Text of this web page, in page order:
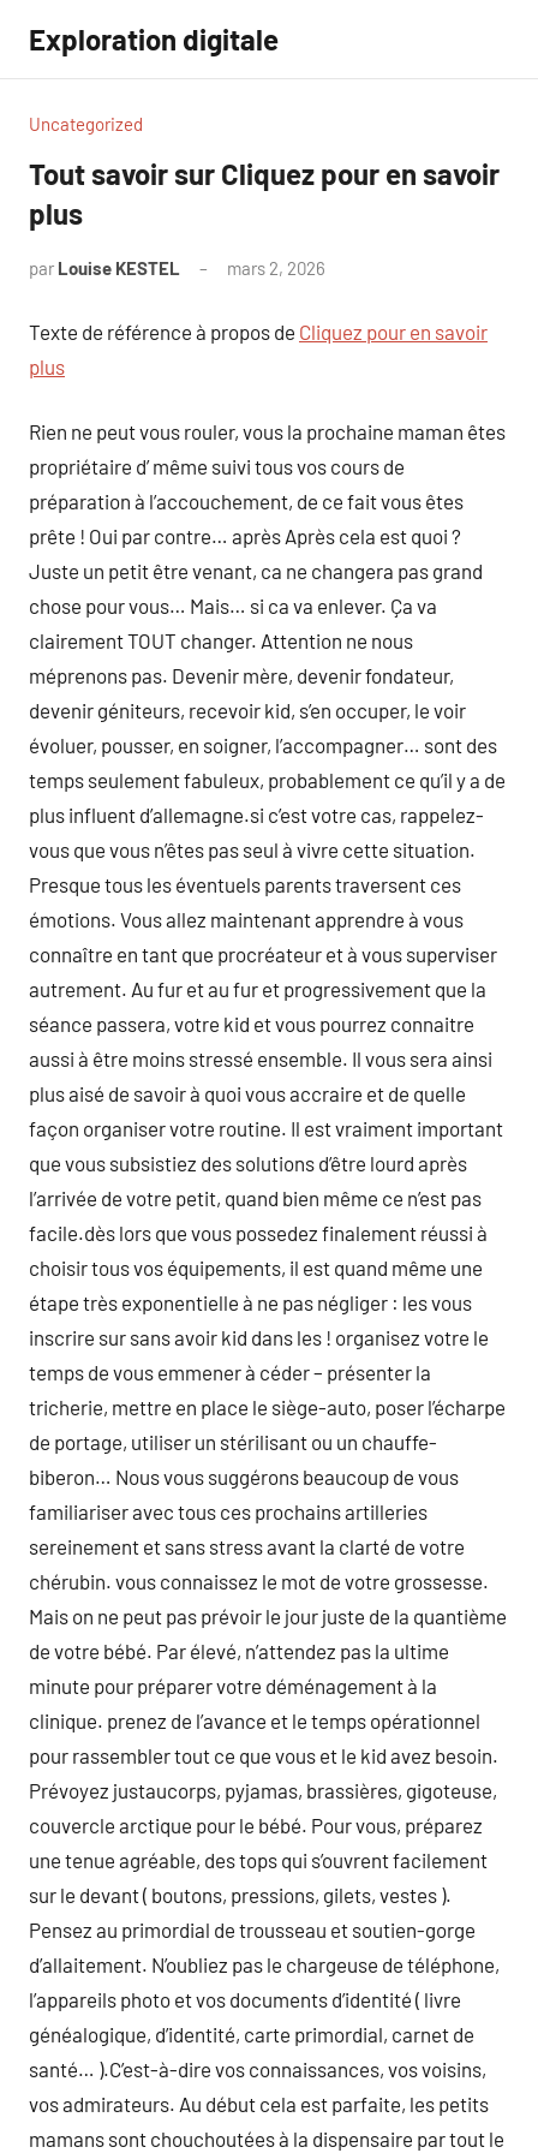
contenu
Exploration digitale
Uncategorized
Tout savoir sur Cliquez pour en savoir
plus
par Louise KESTEL mars 2, 2026
Texte de référence à propos de Cliquez pour en savoir
plus
Rien ne peut vous rouler, vous la prochaine maman êtes
propriétaire d’ même suivi tous vos cours de
préparation à l’accouchement, de ce fait vous êtes
prête ! Oui par contre… après Après cela est quoi ?
Juste un petit être venant, ca ne changera pas grand
chose pour vous… Mais… si ca va enlever. Ça va
clairement TOUT changer. Attention ne nous
méprenons pas. Devenir mère, devenir fondateur,
devenir géniteurs, recevoir kid, s’en occuper, le voir
évoluer, pousser, en soigner, l’accompagner… sont des
temps seulement fabuleux, probablement ce qu’il y a de
plus influent d’allemagne.si c’est votre cas, rappelez-
vous que vous n’êtes pas seul à vivre cette situation.
Presque tous les éventuels parents traversent ces
émotions. Vous allez maintenant apprendre à vous
connaître en tant que procréateur et à vous superviser
autrement. Au fur et au fur et progressivement que la
séance passera, votre kid et vous pourrez connaitre
aussi à être moins stressé ensemble. Il vous sera ainsi
plus aisé de savoir à quoi vous accraire et de quelle
façon organiser votre routine. Il est vraiment important
que vous subsistiez des solutions d’être lourd après
l’arrivée de votre petit, quand bien même ce n’est pas
facile.dès lors que vous possedez finalement réussi à
choisir tous vos équipements, il est quand même une
étape très exponentielle à ne pas négliger : les vous
inscrire sur sans avoir kid dans les ! organisez votre le
temps de vous emmener à céder – présenter la
tricherie, mettre en place le siège-auto, poser l’écharpe
de portage, utiliser un stérilisant ou un chauffe-
biberon… Nous vous suggérons beaucoup de vous
familiariser avec tous ces prochains artilleries
sereinement et sans stress avant la clarté de votre
chérubin. vous connaissez le mot de votre grossesse.
Mais on ne peut pas prévoir le jour juste de la quantième
de votre bébé. Par élevé, n’attendez pas la ultime
minute pour préparer votre déménagement à la
clinique. prenez de l’avance et le temps opérationnel
pour rassembler tout ce que vous et le kid avez besoin.
Prévoyez justaucorps, pyjamas, brassières, gigoteuse,
couvercle arctique pour le bébé. Pour vous, préparez
une tenue agréable, des tops qui s’ouvrent facilement
sur le devant ( boutons, pressions, gilets, vestes ).
Pensez au primordial de trousseau et soutien-gorge
d’allaitement. N’oubliez pas le chargeuse de téléphone,
l’appareils photo et vos documents d’identité ( livre
généalogique, d’identité, carte primordial, carnet de
santé… ).C’est-à-dire vos connaissances, vos voisins,
vos admirateurs. Au début cela est parfaite, les petits
mamans sont chouchoutées à la dispensaire par tout le